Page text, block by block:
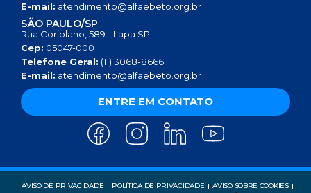
E-mail: atendimento@alfaebeto.org.br
SÃO PAULO/SP
Rua Coriolano, 589 - Lapa SP
Cep: 05047-000
Telefone Geral: (11) 3068-8666
E-mail: atendimento@alfaebeto.org.br
ENTRE EM CONTATO
AVISO DE PRIVACIDADE POLÍTICA DE PRIVACIDADE
AVISO SOBRE COOKIES